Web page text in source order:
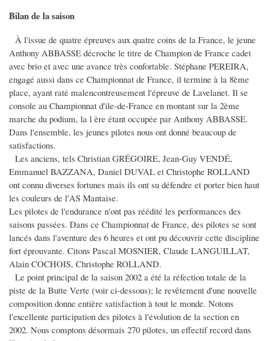
Bilan de la saison
À l'issue de quatre épreuves aux quatre coins de la France, le jeune
Anthony ABBASSE décroche le titre de Champion de France cadet
avec brio et avec une avance très confortable. Stéphane PEREIRA,
engagé aussi dans ce Championnat de France, il termine à la 8ème
place, ayant raté malencontreusement l'épreuve de Lavelanet. Il se
console au Championnat d'ile-de-France en montant sur la 2ème
marche du podium, la l ère étant occupée par Anthony ABBASSE.
Dans l'ensemble, les jeunes pilotes nous ont donné beaucoup de
satisfactions.
Les anciens, tels Christian GRÉGOIRE, Jean-Guy VENDÉ,
Emmanuel BAZZANA, Daniel DUVAL et Christophe ROLLAND
ont connu diverses fortunes mais ils ont su défendre et porter bien haut
les couleurs de l'AS Mantaise.
Les pilotes de l'endurance n'ont pas réédité les performances des
saisons passées. Dans ce Championnat de France, des pilotes se sont
lancés dans l'aventure des 6 heures et ont pu découvrir cette discipline
fort éprouvante. Citons Pascal MOSNIER, Claude LANGUILLAT,
Alain COCHOIS, Christophe ROLLAND.
Le point principal de la saison 2002 a été la réfection totale de la
piste de la Butte Verte (voir ci-dessous); le revêtement d'une nouvelle
composition donne entière satisfaction à tout le monde. Notons
l'excellente participation des pilotes à l'évolution de la section en
2002. Nous comptons désormais 270 pilotes, un effectif record dans